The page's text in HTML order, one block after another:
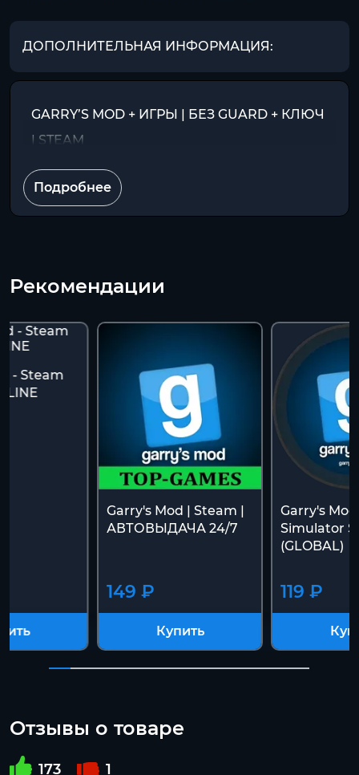
ДОПОЛНИТЕЛЬНАЯ ИНФОРМАЦИЯ:
GARRY’S MOD + ИГРЫ | БЕЗ GUARD + КЛЮЧ
| STEAM
Подробнее
Рекомендации
- Steam
Garry's Mod | Steam |
АВТОВЫДАЧА 24/7
149 ₽
Купить
Garry's
Simulator
(GLOBAL)
119 ₽
Отзывы о товаре
173 1